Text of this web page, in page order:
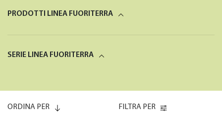
PRODOTTI LINEA FUORITERRA
SERIE LINEA FUORITERRA
ORDINA PER
FILTRA PER